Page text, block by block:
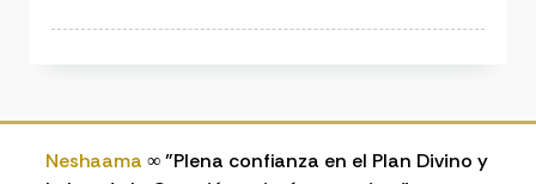
Neshaama ∞ "Plena confianza en el Plan Divino y